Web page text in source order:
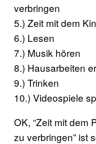
verbringen
5.) Zeit mit dem
6.) Lesen
7.) Musik hören
8.) Hausarbeiten
9.) Trinken
10.) Videospiele
OK, “Zeit mit dem
zu verbringen” ist